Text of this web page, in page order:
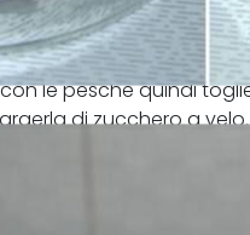
le pesche quindi
di zucchero a velo.